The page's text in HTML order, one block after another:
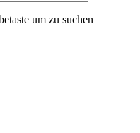
um zu suchen